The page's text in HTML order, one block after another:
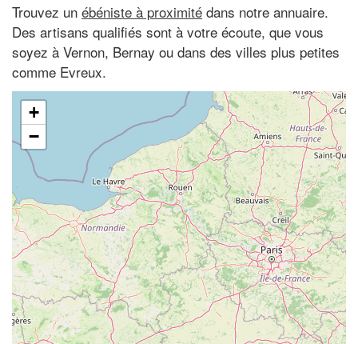
Trouvez un ébéniste à proximité dans notre annuaire.
Des artisans qualifiés sont à votre écoute, que vous
soyez à Vernon, Bernay ou dans des villes plus petites
comme Evreux.
+
−